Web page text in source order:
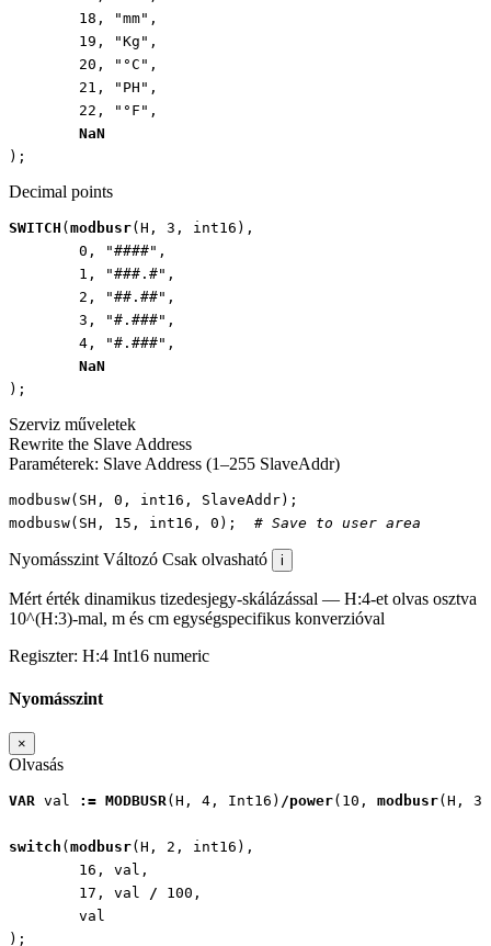
18 , "mm" ,
19 , "Kg" ,
20 , "°C" ,
21 , "PH" ,
22 , "°F" ,
NaN
);
Decimal points
SWITCH ( modbusr( H , 3 , int16 ),
0 , "####" ,
1 , "###.#" ,
2 , "##.##" ,
3 , "#.###" ,
4 , "#.###" ,
NaN
);
Szerviz műveletek
Rewrite the Slave Address
Paraméterek: Slave Address (1–255 SlaveAddr)
modbusw( SH , 0 , int16 , SlaveAddr);
modbusw( SH , 15 , int16 , 0 ); # Save to user area
Nyomásszint Változó Csak olvasható i
Mért érték dinamikus tizedesjegy-skálázással — H:4-et olvas osztva
10^(H:3)-mal, m és cm egységspecifikus konverzióval
Regiszter: H:4 Int16 numeric
Nyomásszint
×
Olvasás
VAR val := MODBUSR( H , 4 , Int16 ) /power( 10 , modbusr( H , 3
switch ( modbusr( H , 2 , int16 ),
16 , val ,
17 , val / 100 ,
val
);